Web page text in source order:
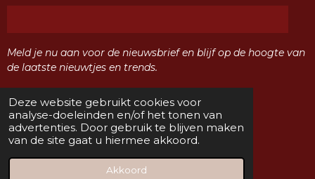
Deze website gebruikt cookies voor
analyse-doeleinden en/of het tonen van
advertenties. Door gebruik te blijven maken
van de site gaat u hiermee akkoord.
Akkoord
Meld je nu aan voor de nieuwsbrief en blijf op de hoogte van
de laatste nieuwtjes en trends.
Verzenden
© 2024 Sisters Naaldwijk